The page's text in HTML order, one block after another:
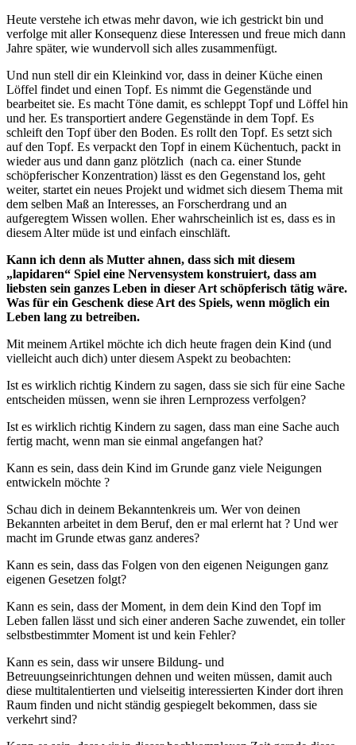
Heute verstehe ich etwas mehr davon, wie ich gestrickt bin und
verfolge mit aller Konsequenz diese Interessen und freue mich dann
Jahre später, wie wundervoll sich alles zusammenfügt.
Und nun stell dir ein Kleinkind vor, dass in deiner Küche einen
Löffel findet und einen Topf. Es nimmt die Gegenstände und
bearbeitet sie. Es macht Töne damit, es schleppt Topf und Löffel hin
und her. Es transportiert andere Gegenstände in dem Topf. Es
schleift den Topf über den Boden. Es rollt den Topf. Es setzt sich
auf den Topf. Es verpackt den Topf in einem Küchentuch, packt in
wieder aus und dann ganz plötzlich (nach ca. einer Stunde
schöpferischer Konzentration) lässt es den Gegenstand los, geht
weiter, startet ein neues Projekt und widmet sich diesem Thema mit
dem selben Maß an Interesses, an Forscherdrang und an
aufgeregtem Wissen wollen. Eher wahrscheinlich ist es, dass es in
diesem Alter müde ist und einfach einschläft.
Kann ich denn als Mutter ahnen, dass sich mit diesem
„lapidaren“ Spiel eine Nervensystem konstruiert, dass am
liebsten sein ganzes Leben in dieser Art schöpferisch tätig wäre.
Was für ein Geschenk diese Art des Spiels, wenn möglich ein
Leben lang zu betreiben.
Mit meinem Artikel möchte ich dich heute fragen dein Kind (und
vielleicht auch dich) unter diesem Aspekt zu beobachten:
Ist es wirklich richtig Kindern zu sagen, dass sie sich für eine Sache
entscheiden müssen, wenn sie ihren Lernprozess verfolgen?
Ist es wirklich richtig Kindern zu sagen, dass man eine Sache auch
fertig macht, wenn man sie einmal angefangen hat?
Kann es sein, dass dein Kind im Grunde ganz viele Neigungen
entwickeln möchte ?
Schau dich in deinem Bekanntenkreis um. Wer von deinen
Bekannten arbeitet in dem Beruf, den er mal erlernt hat ? Und wer
macht im Grunde etwas ganz anderes?
Kann es sein, dass das Folgen von den eigenen Neigungen ganz
eigenen Gesetzen folgt?
Kann es sein, dass der Moment, in dem dein Kind den Topf im
Leben fallen lässt und sich einer anderen Sache zuwendet, ein toller
selbstbestimmter Moment ist und kein Fehler?
Kann es sein, dass wir unsere Bildung- und
Betreuungseinrichtungen dehnen und weiten müssen, damit auch
diese multitalentierten und vielseitig interessierten Kinder dort ihren
Raum finden und nicht ständig gespiegelt bekommen, dass sie
verkehrt sind?